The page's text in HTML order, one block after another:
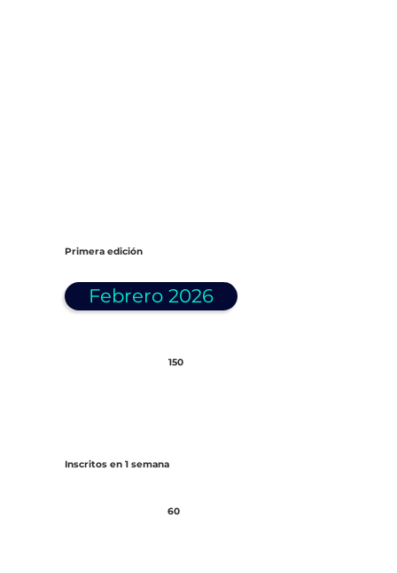
Primera edición
Febrero 2026
Inscritos en 1 semana
150
60